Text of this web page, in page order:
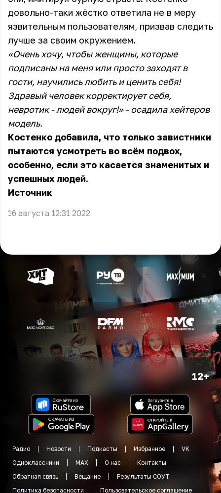
довольно-таки жёстко ответила не в меру
язвительным пользователям, призвав следить
лучше за своим окружением.
«Очень хочу, чтобы женщины, которые
подписаны на меня или просто заходят в
гости, научились любить и ценить себя!
Здравый человек корректирует себя,
невротик - людей вокруг!» - осадила хейтеров
модель.
Костенко добавила, что только завистники
пытаются усмотреть во всём подвох,
особенно, если это касается знаменитых и
успешных людей.
Источник
16 августа 12:31 2022
12+
Радио Новости Подкасты Избранное
VK
Одноклассники
MAX О нас
Контакты
Обратная связь
Вещание
Результаты СОУТ
Политика безопасности
Пользовательское соглашение